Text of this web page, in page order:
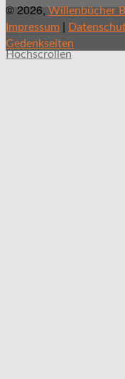
© 2026, Willenbücher
Impressum |
Gedenkseiten
Hochscrollen